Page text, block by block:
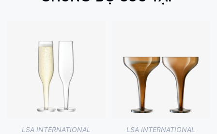
LSA INTERNATIONAL LSA INTERNATIONAL